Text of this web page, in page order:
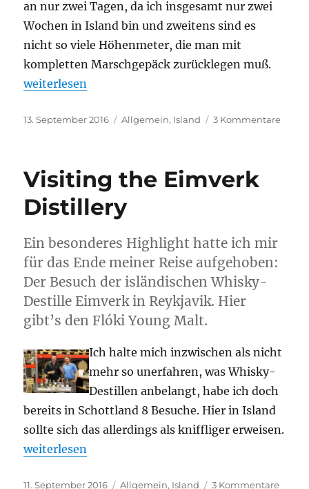
an nur zwei Tagen, da ich insgesamt nur zwei
Wochen in Island bin und zweitens sind es
nicht so viele Höhenmeter, die man mit
kompletten Marschgepäck zurücklegen muß.
„Durch den Jökulsárgljúfur-Nationalpark“
weiterlesen
Veröffentlicht
13. September 2016 Kategorien
Allgemein, Island 3 Kommentarezu
Visiting the Eimverk
Distillery
Ein besonderes Highlight hatte ich mir
für das Ende meiner Reise aufgehoben:
Der Besuch der isländischen Whisky-
Destille Eimverk in Reykjavik. Hier
gibt’s den Flóki Young Malt.
Ich halte mich inzwischen als nicht
mehr so unerfahren, was Whisky-
Destillen anbelangt, habe ich doch
bereits in Schottland 8 Besuche. Hier in Island
sollte sich das allerdings als kniffliger erweisen.
„Visiting the Eimverk Distillery“
weiterlesen
Veröffentlicht
11. September 2016 Kategorien
Allgemein, Island 3 Kommentarezu